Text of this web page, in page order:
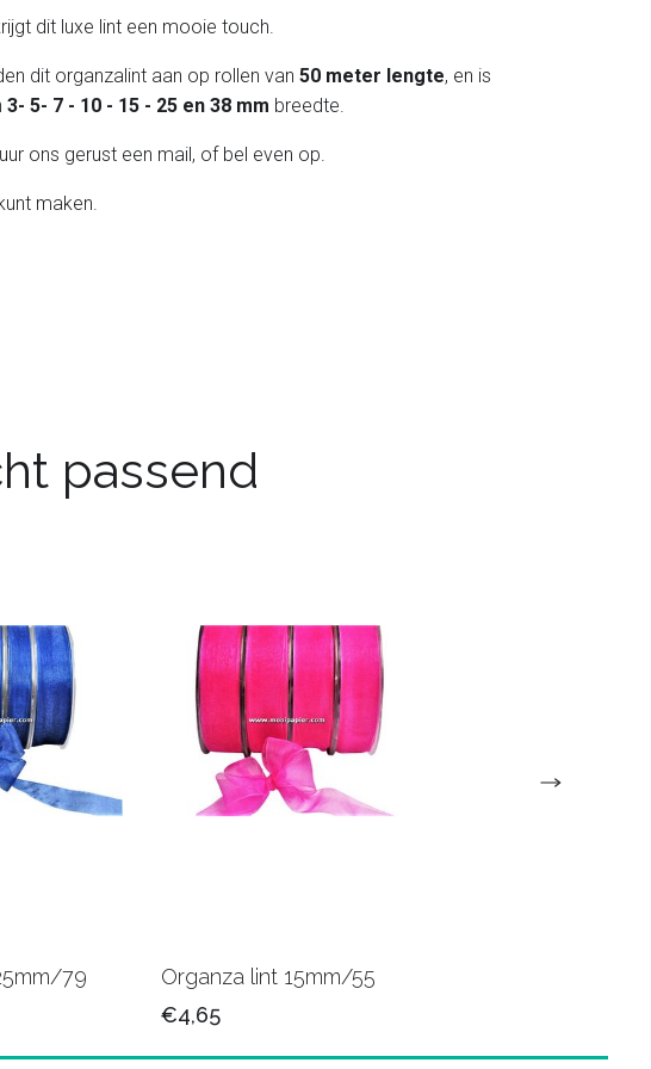
dit luxe lint een mooie touch.
dit organzalint aan op rollen van 50 meter lengte, en is
3- 5- 7 - 10 - 15 - 25 en 38 mm breedte.
ons gerust een mail, of bel even op.
maken.
passend
79
Organza lint 15mm/55
€4,65